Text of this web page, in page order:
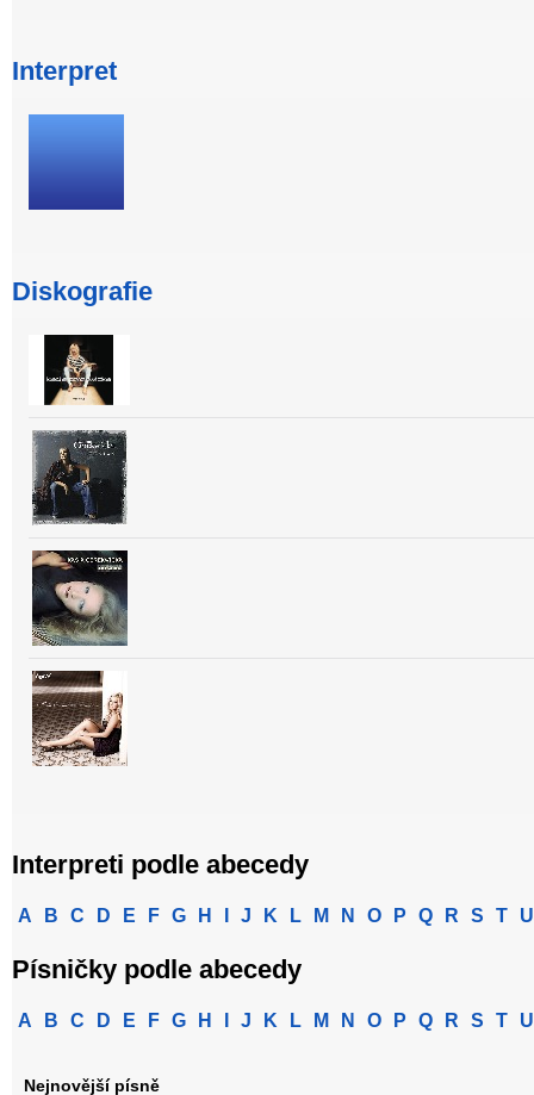
Interpret
Diskografie
Interpreti podle abecedy
A B C D E F G H J K L M N O P Q R S T U
Písničky podle abecedy
A B C D E F G H J K L M N O P Q R S T U
Nejnovější písně